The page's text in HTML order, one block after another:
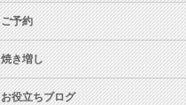
ご予約
焼き増し
お役立ちブログ